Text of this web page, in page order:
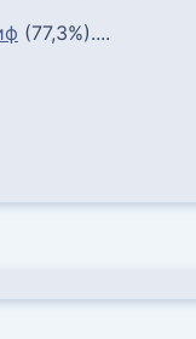
(77,3%)....